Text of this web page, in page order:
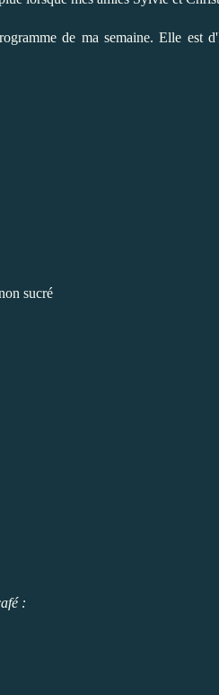
de ma semaine. Elle est
sucré
: